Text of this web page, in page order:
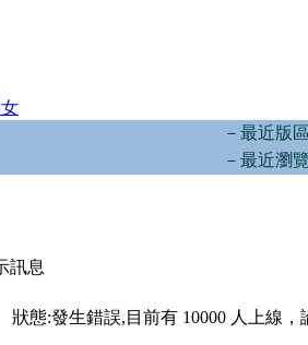
－最近版
－最近瀏
訊息
狀態:發生錯誤,目前有 10000 人上線